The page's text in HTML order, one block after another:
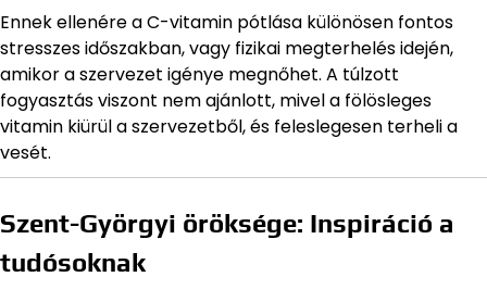
Ennek ellenére a C-vitamin pótlása különösen fontos
stresszes időszakban, vagy fizikai megterhelés idején,
amikor a szervezet igénye megnőhet. A túlzott
fogyasztás viszont nem ajánlott, mivel a fölösleges
vitamin kiürül a szervezetből, és feleslegesen terheli a
vesét.
Szent-Györgyi öröksége: Inspiráció a
tudósoknak